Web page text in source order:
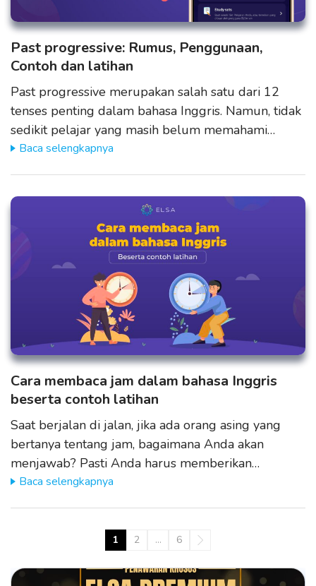
Past progressive: Rumus, Penggunaan,
Contoh dan latihan
Past progressive merupakan salah satu dari 12
tenses penting dalam bahasa Inggris. Namun, tidak
sedikit pelajar yang masih belum memahami…
Baca selengkapnya
Cara membaca jam dalam bahasa Inggris
beserta contoh latihan
Saat berjalan di jalan, jika ada orang asing yang
bertanya tentang jam, bagaimana Anda akan
menjawab? Pasti Anda harus memberikan…
Baca selengkapnya
1 2 … 6